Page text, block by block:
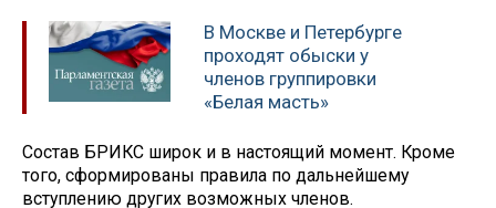
В Москве и Петербурге
проходят обыски у
членов группировки
«Белая масть»
Состав БРИКС широк и в настоящий момент. Кроме
того, сформированы правила по дальнейшему
вступлению других возможных членов.